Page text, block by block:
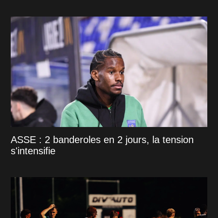
ASSE : 2 banderoles en 2 jours, la tension
s'intensifie